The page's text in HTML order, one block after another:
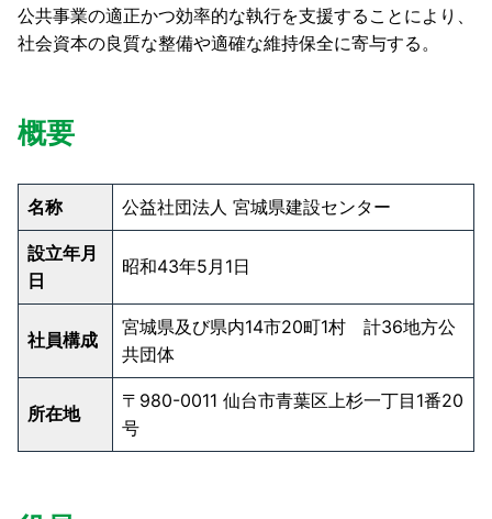
公共事業の適正かつ効率的な執行を支援することにより、
社会資本の良質な整備や適確な維持保全に寄与する。
概要
名称 公益社団法人 宮城県建設センター
設立年月
日
昭和43年5月1日
社員構成
宮城県及び県内14市20町1村 計36地方公
共団体
所在地
〒980-0011 仙台市青葉区上杉一丁目1番20
号